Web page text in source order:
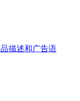
描述和广告语